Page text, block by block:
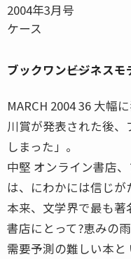
2004年3月号
ケース
ブックワン――ビジネス
MARCH 2004 36 大幅
川賞が発表された後
しまった」。
中堅 オンライン書店
は、にわかには信じが
本来、文学界で最も著
書店にとって?恵みの
需要予測の難しい本